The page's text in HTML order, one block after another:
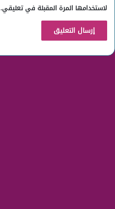
لاستخدامها المرة المقبلة في تعليقي.